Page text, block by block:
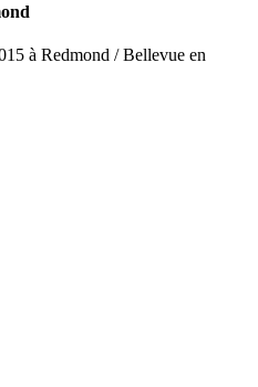
à Redmond / Bellevue en